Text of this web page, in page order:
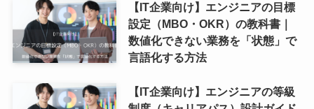
【IT企業向け】エンジニアの目標
設定（MBO・OKR）の教科書｜
数値化できない業務を「状態」で
言語化する方法
【IT企業向け】エンジニアの等級